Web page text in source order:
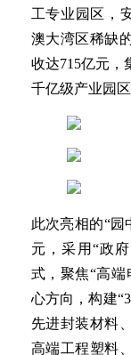
工专业园区，
澳大湾区稀缺
收达715亿元，
千亿级产业园区
此次亮相的“园
元，采用“政
式，聚焦“高
心方向，构建
先进封装材料
高端工程塑料